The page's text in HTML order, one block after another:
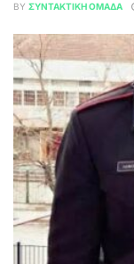
BY ΣΥΝΤΑΚΤΙΚΉ ΟΜΆΔΑ